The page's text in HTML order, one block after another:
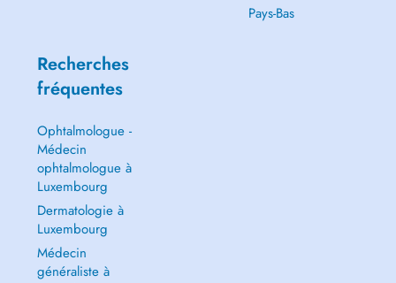
Pays-Bas
Recherches
fréquentes
Ophtalmologue -
Médecin
ophtalmologue à
Luxembourg
Dermatologie à
Luxembourg
Médecin
généraliste à